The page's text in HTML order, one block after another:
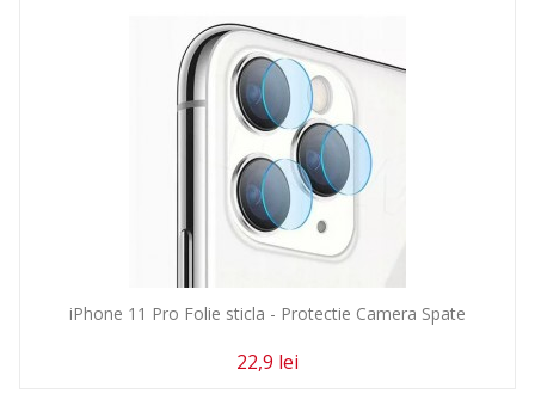
iPhone 11 Pro Folie sticla - Protectie Camera Spate
22,9 lei